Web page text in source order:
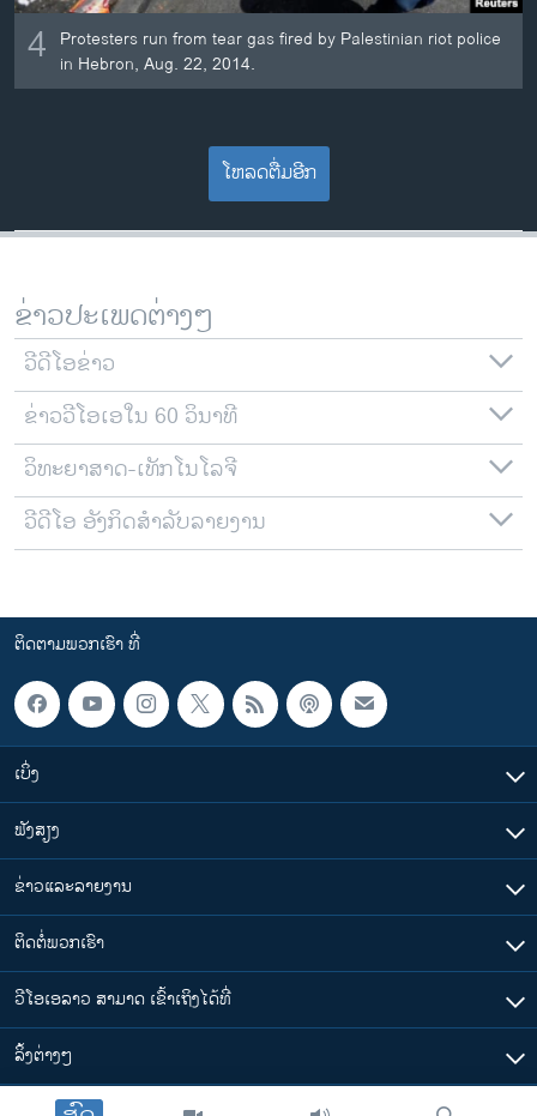
4 Protesters run from tear gas fired by Palestinian riot police
in Hebron, Aug. 22, 2014.
ໂຫລດຕື່ມອີກ
ຂ່າວປະເພດຕ່າງໆ
ວີດີໂອຂ່າວ
ຂ່າວວີໂອເອໃນ 60 ວິນາທີ
ວິທະຍາສາດ-ເທັກໂນໂລຈີ
ວີດີໂອ ອັງກິດສຳລັບລາຍງານ
ຕິດຕາມພວກເຮົາ ທີ່
ເບິ່ງ
ຟັງສຽງ
ຂ່າວແລະລາຍງານ
ຕິດຕໍ່ພວກເຮົາ
ວີໂອເອລາວ ສາມາດ ເຂົ້າເຖິງໄດ້ທີ່
​ລິ້ງ​ຕ່າງໆ